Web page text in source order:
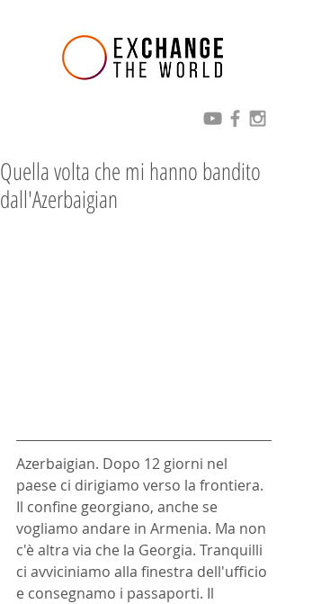
Quella volta che mi hanno bandito
dall'Azerbaigian
Azerbaigian. Dopo 12 giorni nel
paese ci dirigiamo verso la frontiera.
Il confine georgiano, anche se
vogliamo andare in Armenia. Ma non
c'è altra via che la Georgia. Tranquilli
ci avviciniamo alla finestra dell'ufficio
e consegnamo i passaporti. Il